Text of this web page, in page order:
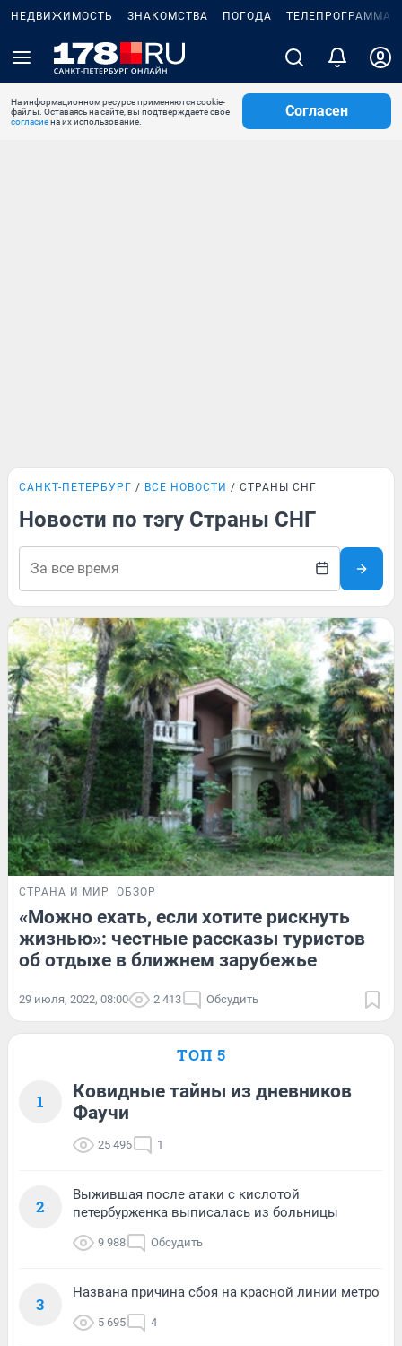
НЕДВИЖИМОСТЬ ЗНАКОМСТВА ПОГОДА ТЕЛЕПРОГРАММА
На информационном ресурсе применяются cookie-
файлы. Оставаясь на сайте, вы подтверждаете свое
согласиена их использование.
Согласен
САНКТ-ПЕТЕРБУРГ ВСЕ НОВОСТИ СТРАНЫ СНГ
Новости по тэгу Страны СНГ
СТРАНА И МИР ОБЗОР
«Можно ехать, если хотите рискнуть
жизнью»: честные рассказы туристов
об отдыхе в ближнем зарубежье
29 июля, 2022, 08:00 2 413 Обсудить
ТОП 5
1
Ковидные тайны из дневников
Фаучи
25 496 1
2
Выжившая после атаки с кислотой
петербурженка выписалась из больницы
9 988 Обсудить
3
Названа причина сбоя на красной линии метро
5 695 4